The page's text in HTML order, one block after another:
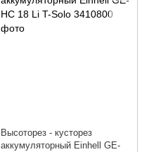
Высоторез - кусторез
аккумуляторный Einhell GE-